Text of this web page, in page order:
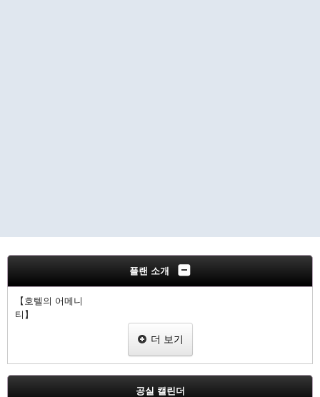
플랜 소개
【호텔의 어메니
티
온수식 세정 화장실 냉장고 가습 공기 청정기 짐 보관대 슬리퍼 칫솔
더 보기
공실 캘린더